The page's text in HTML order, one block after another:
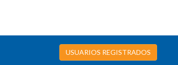
USUARIOS REGISTRADOS